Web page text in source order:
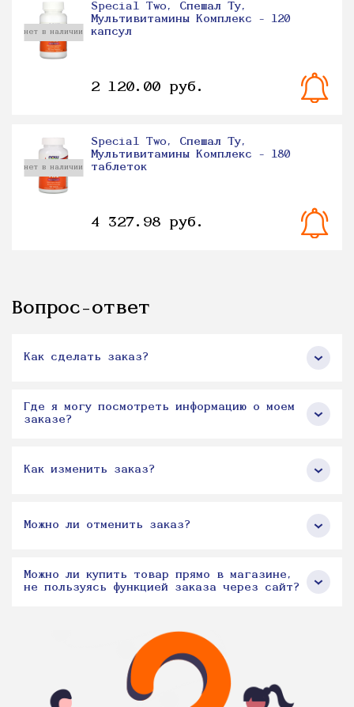
нет в наличии
Special Two, Спешал Ту,
Мультивитамины Комплекс - 120
капсул
2 120.00 руб.
нет в наличии
Special Two, Спешал Ту,
Мультивитамины Комплекс - 180
таблеток
4 327.98 руб.
Вопрос-ответ
Как сделать заказ?
Где я могу посмотреть информацию о моем
заказе?
Как изменить заказ?
Можно ли отменить заказ?
Можно ли купить товар прямо в магазине,
не пользуясь функцией заказа через сайт?